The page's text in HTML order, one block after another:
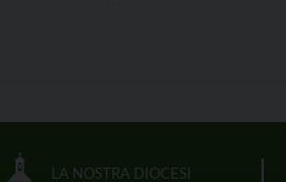
LA NOSTRA DIOCESI